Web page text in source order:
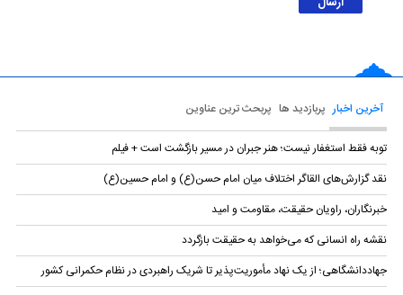
آخرین اخبار پربازدید ها پربحث ترین عناوین
توبه فقط استغفار نیست؛ هنر جبران در مسیر بازگشت است + فیلم
نقد گزارش‌های القاگر اختلاف میان امام حسن(ع) و امام حسین(ع)
خبرنگاران، راویان حقیقت، مقاومت و امید
نقشه راه انسانی که می‌خواهد به حقیقت بازگردد
جهاددانشگاهی؛ از یک نهاد مأموریت‌پذیر تا شریک راهبردی در نظام حکمرانی کشور